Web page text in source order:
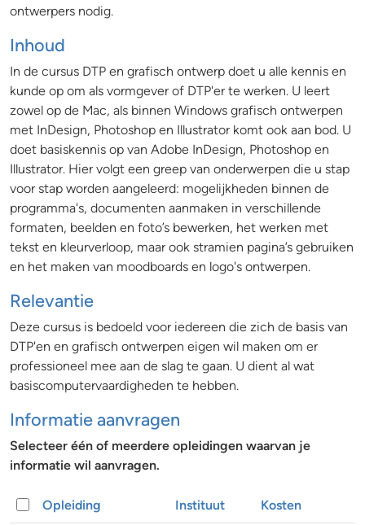
ontwerpers nodig.
Inhoud
In de cursus DTP en grafisch ontwerp doet u alle kennis en
kunde op om als vormgever of DTP'er te werken. U leert
zowel op de Mac, als binnen Windows grafisch ontwerpen
met InDesign, Photoshop en Illustrator komt ook aan bod. U
doet basiskennis op van Adobe InDesign, Photoshop en
Illustrator. Hier volgt een greep van onderwerpen die u stap
voor stap worden aangeleerd: mogelijkheden binnen de
programma's, documenten aanmaken in verschillende
formaten, beelden en foto’s bewerken, het werken met
tekst en kleurverloop, maar ook stramien pagina’s gebruiken
en het maken van moodboards en logo's ontwerpen.
Relevantie
Deze cursus is bedoeld voor iedereen die zich de basis van
DTP'en en grafisch ontwerpen eigen wil maken om er
professioneel mee aan de slag te gaan. U dient al wat
basiscomputervaardigheden te hebben.
Informatie aanvragen
Selecteer één of meerdere opleidingen waarvan je
informatie wil aanvragen.
Opleiding Instituut Kosten